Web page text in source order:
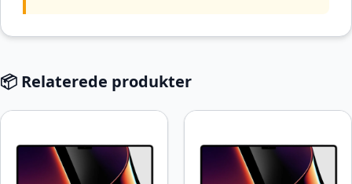
📦 Relaterede produkter